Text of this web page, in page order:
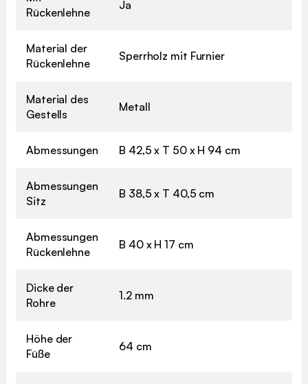
Rückenlehne
Ja
Material der
Rückenlehne
Sperrholz mit Furnier
Material des
Gestells
Metall
Abmessungen B 42,5 x T 50 x H 94 cm
Abmessungen
Sitz
B 38,5 x T 40,5 cm
Abmessungen
Rückenlehne
B 40 x H 17 cm
Dicke der
Rohre
1.2 mm
Höhe der
Füße
64 cm